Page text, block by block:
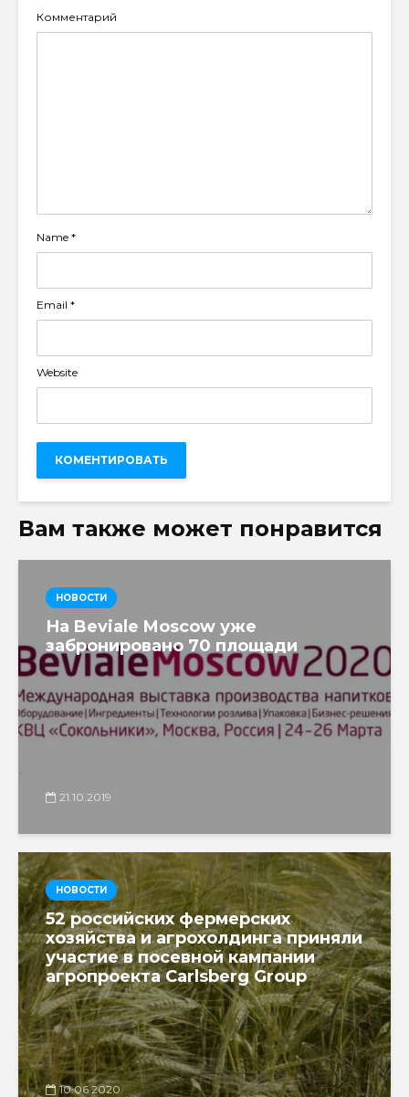
Комментарий
Name *
Email *
Website
Вам также может понравится
НОВОСТИ
На Beviale Moscow уже
забронировано 70 площади
21.10.2019
НОВОСТИ
52 российских фермерских
хозяйства и агрохолдинга приняли
участие в посевной кампании
агропроекта Carlsberg Group
10.06.2020